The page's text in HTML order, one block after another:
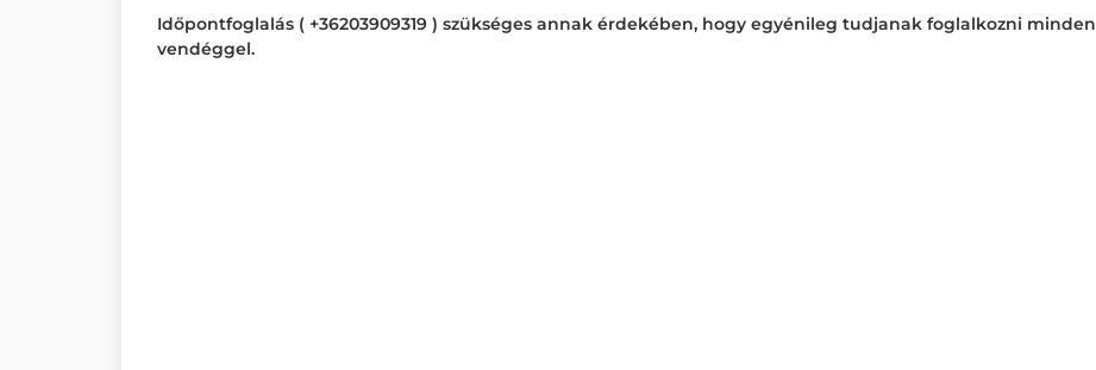
Időpontfoglalás ( +36203909319 ) szükséges annak érdekében, hogy egyénileg tudjanak foglalkozni minden
vendéggel.